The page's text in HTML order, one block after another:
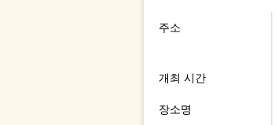
주소
개최 시간
장소명